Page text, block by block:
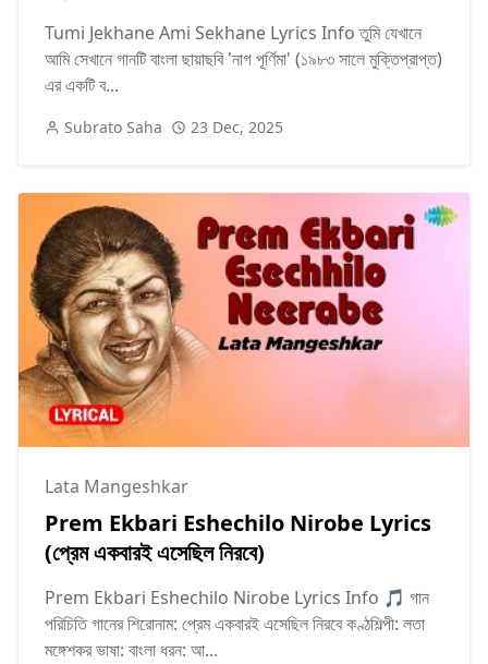
Tumi Jekhane Ami Sekhane Lyrics Info তুমি যেখানে
আমি সেখানে গানটি বাংলা ছায়াছবি 'নাগ পূর্ণিমা' (১৯৮৩ সালে মুক্তিপ্রাপ্ত)
এর একটি ব...
Subrato Saha 23 Dec, 2025
Lata Mangeshkar
Prem Ekbari Eshechilo Nirobe Lyrics
(প্রেম একবারই এসেছিল নিরবে)
Prem Ekbari Eshechilo Nirobe Lyrics Info 🎵 গান
পরিচিতি গানের শিরোনাম: প্রেম একবারই এসেছিল নিরবে কণ্ঠশিল্পী: লতা
মঙ্গেশকর ভাষা: বাংলা ধরন: আ...